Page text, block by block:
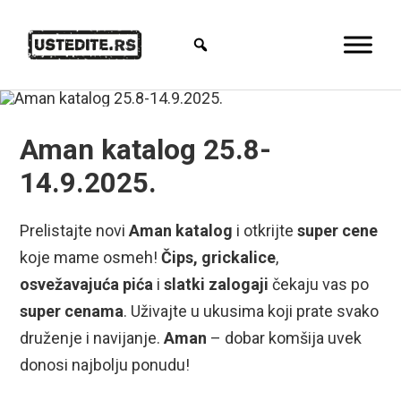
Aman katalog 25.8-
14.9.2025.
Prelistajte noviAman katalog i otkrijtesuper cene
koje mame osmeh!Čips, grickalice,
osvežavajuća pića islatki zalogaji čekaju vas po
super cenama. Uživajte u ukusima koji prate svako
druženje i navijanje.Aman – dobar komšija uvek
donosi najbolju ponudu!